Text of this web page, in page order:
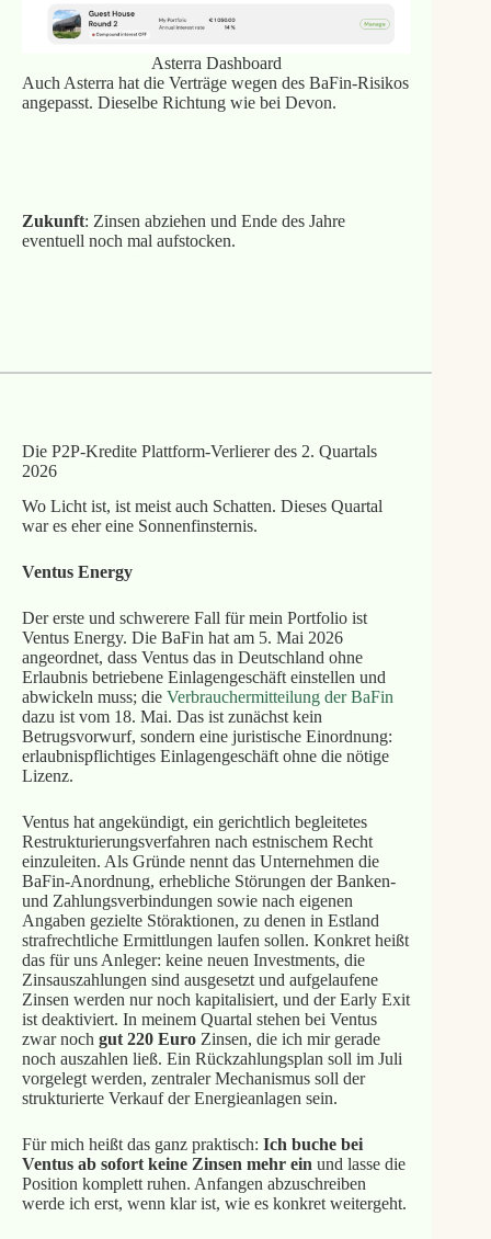
Asterra Dashboard
Auch Asterra hat die Verträge wegen des BaFin-Risikos
angepasst. Dieselbe Richtung wie bei Devon.
Zukunft: Zinsen abziehen und Ende des Jahre
eventuell noch mal aufstocken.
Die P2P-Kredite Plattform-Verlierer des 2. Quartals
2026
Wo Licht ist, ist meist auch Schatten. Dieses Quartal
war es eher eine Sonnenfinsternis.
Ventus Energy
Der erste und schwerere Fall für mein Portfolio ist
Ventus Energy. Die BaFin hat am 5. Mai 2026
angeordnet, dass Ventus das in Deutschland ohne
Erlaubnis betriebene Einlagengeschäft einstellen und
abwickeln muss; die Verbrauchermitteilung der BaFin
dazu ist vom 18. Mai. Das ist zunächst kein
Betrugsvorwurf, sondern eine juristische Einordnung:
erlaubnispflichtiges Einlagengeschäft ohne die nötige
Lizenz.
Ventus hat angekündigt, ein gerichtlich begleitetes
Restrukturierungsverfahren nach estnischem Recht
einzuleiten. Als Gründe nennt das Unternehmen die
BaFin-Anordnung, erhebliche Störungen der Banken-
und Zahlungsverbindungen sowie nach eigenen
Angaben gezielte Störaktionen, zu denen in Estland
strafrechtliche Ermittlungen laufen sollen. Konkret heißt
das für uns Anleger: keine neuen Investments, die
Zinsauszahlungen sind ausgesetzt und aufgelaufene
Zinsen werden nur noch kapitalisiert, und der Early Exit
ist deaktiviert. In meinem Quartal stehen bei Ventus
zwar noch gut 220 EuroZinsen, die ich mir gerade
noch auszahlen ließ. Ein Rückzahlungsplan soll im Juli
vorgelegt werden, zentraler Mechanismus soll der
strukturierte Verkauf der Energieanlagen sein.
Für mich heißt das ganz praktisch: Ich buche bei
Ventus ab sofort keine Zinsen mehr ein und lasse die
Position komplett ruhen. Anfangen abzuschreiben
werde ich erst, wenn klar ist, wie es konkret weitergeht.